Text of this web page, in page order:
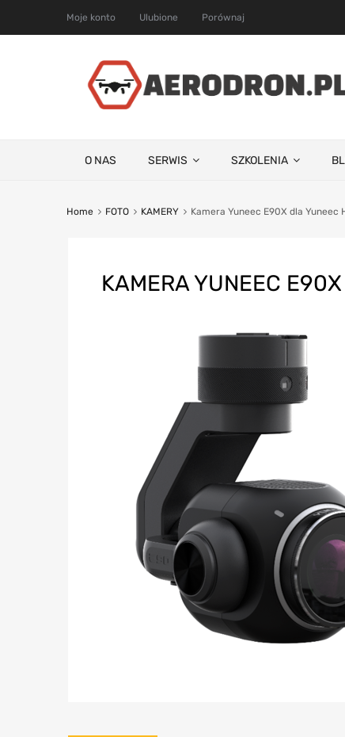
Moje konto Ulubione Porównaj
O NAS SERWIS SZKOLENIA
Home FOTO KAMERY Kamera Yuneec E90X dla Yuneec
KAMERA YUNEEC